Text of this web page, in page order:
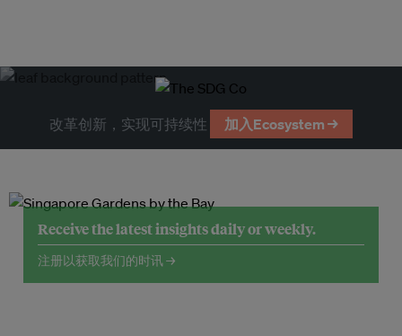
改革创新，实现可持续性 加入Ecosystem →
Receive the latest insights daily or weekly.
注册以获取我们的时讯 →